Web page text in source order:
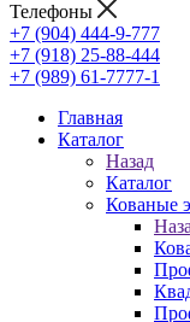
Телефоны
+7 (904) 444-9-777
+7 (918) 25-88-444
+7 (989) 61-7777-1
Главная
Каталог
Назад
Каталог
Кованые